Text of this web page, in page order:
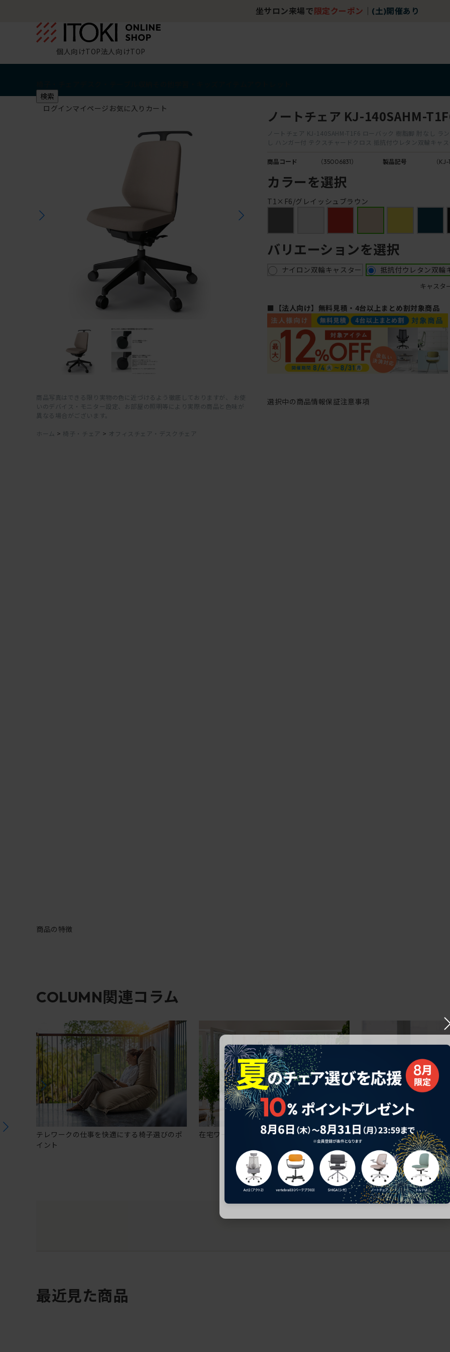
坐サロン来場で 限定クーポン (土)開催あり
個人向けTOP法人向けTOP
検索
ログインマイページ お気に入り カート
商品写真はできる限り実物の色に近づけるよう徹底しておりますが、 お使
いのデバイス・モニター設定、お部屋の照明等により実際の商品と色味が
異なる場合がございます。
ホーム > 椅子・チェア > オフィスチェア・デスクチェア
ノートチェア KJ-140SAHM-
ノートチェア KJ-140SAHM-T1F6 ローバック 樹脂脚 肘なし ラ
し ハンガー付 テクスチャードクロス 抵抗付ウレタン双輪キャ
商品コード （35006831） 製品記号 （
カラーを選択
T1×F6/グレイッシュブラウン
バリエーションを選択
ナイロン双輪キャスター 抵抗付ウレタン双輪
キャスタ
■【法人向け】無料見積・4台以上まとめ割対象商品
選択中の商品情報保証注意事項
商品の特徴
COLUMN関連コラム
テレワークの仕事を快適にする椅子選びのポ
イント
在宅ワークにおすすめのオフィスチェア5選
椅子に座っているのに疲
疲れにくいチェアの選び方
最近見た商品